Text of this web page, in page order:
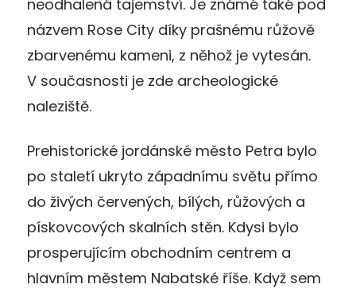
neodhalená tajemství. Je známé také pod
názvem Rose City díky prašnému růžově
zbarvenému kameni, z něhož je vytesán.
V současnosti je zde archeologické
naleziště.
Prehistorické jordánské město Petra bylo
po staletí ukryto západnímu světu přímo
do živých červených, bílých, růžových a
pískovcových skalních stěn. Kdysi bylo
prosperujícím obchodním centrem a
hlavním městem Nabatské říše. Když sem